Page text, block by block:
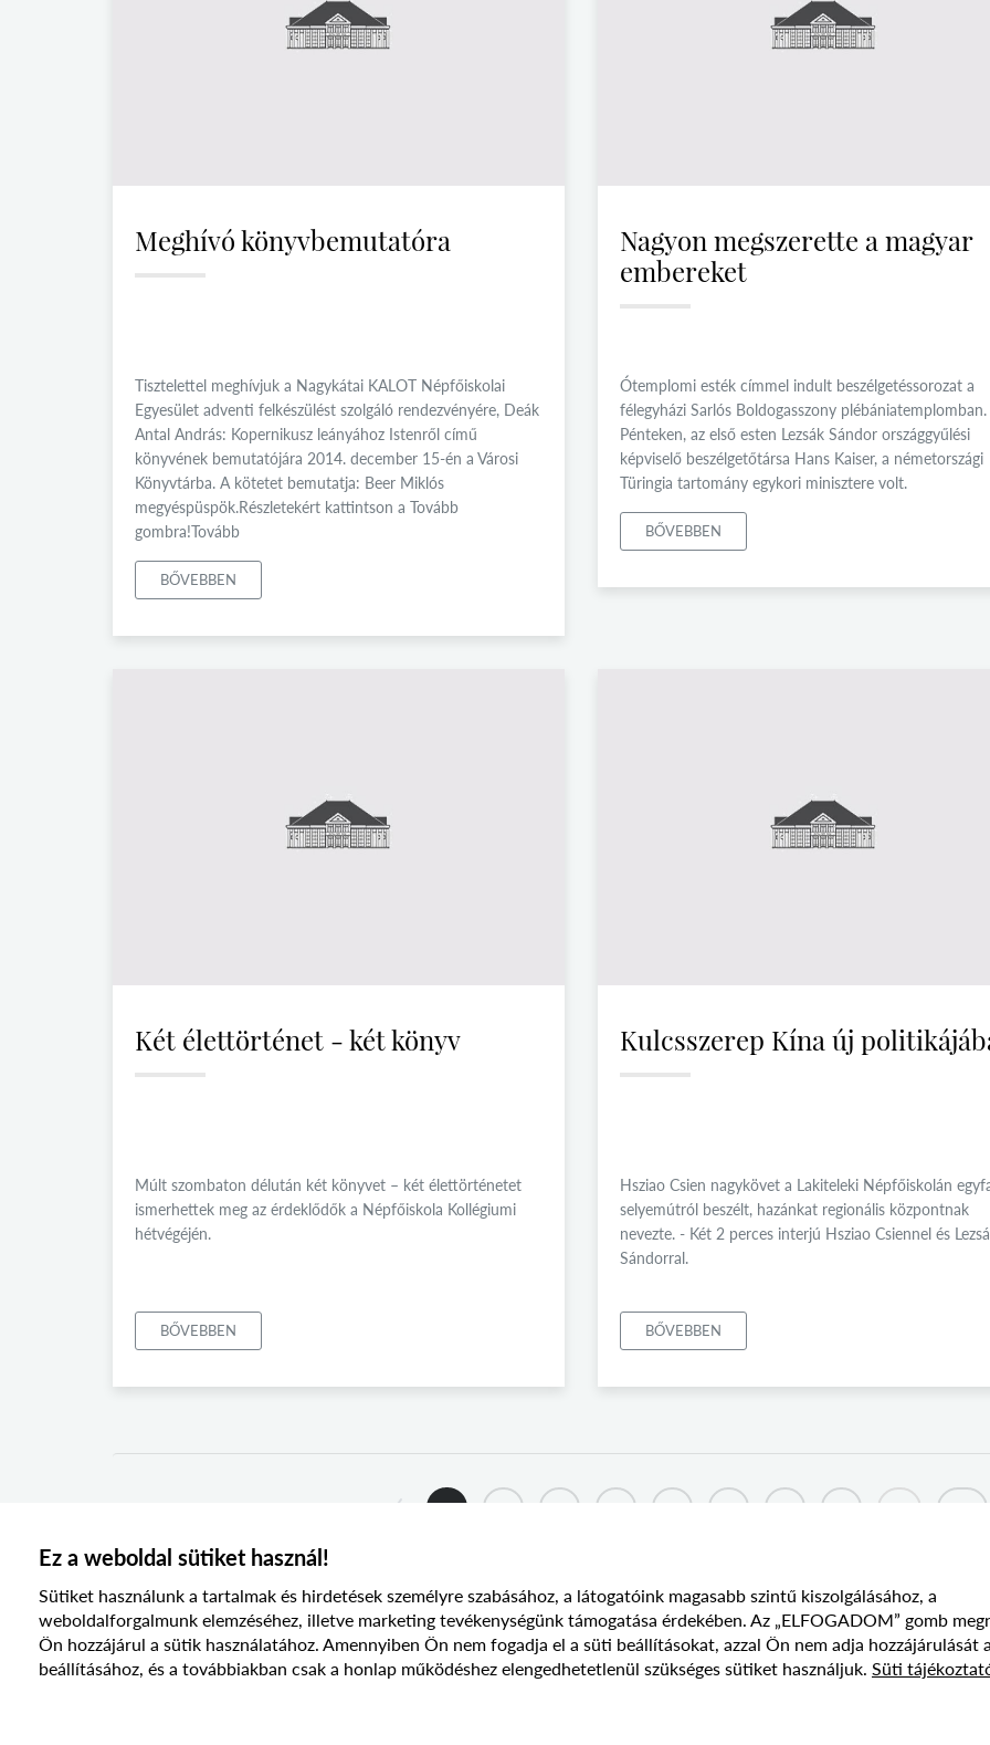
Meghívó könyvbemutatóra
Tisztelettel meghívjuk a Nagykátai KALOT Népfőiskolai
Egyesület adventi felkészülést szolgáló rendezvényére, Deák
Antal András: Kopernikusz leányához Istenről című
könyvének bemutatójára 2014. december 15-én a Városi
Könyvtárba. A kötetet bemutatja: Beer Miklós
megyéspüspök.Részletekért kattintson a Tovább
gombra!Tovább
BŐVEBBEN
Nagyon megszerette a magyar
embereket
Ótemplomi esték címmel indult beszélgetéssorozat a
félegyházi Sarlós Boldogasszony plébániatemplomban.
Pénteken, az első esten Lezsák Sándor országgyűlési
képviselő beszélgetőtársa Hans Kaiser, a németországi
Türingia tartomány egykori minisztere volt.
BŐVEBBEN
Két élettörténet - két könyv
Múlt szombaton délután két könyvet – két élettörténetet
ismerhettek meg az érdeklődők a Népfőiskola Kollégiumi
hétvégéjén.
BŐVEBBEN
Kulcsszerep Kína új
Hsziao Csien nagykövet a Lakiteleki Népfőiskolán
selyemútról beszélt, hazánkat regionális központnak
nevezte. - Két 2 perces interjú Hsziao Csiennel és
Sándorral.
BŐVEBBEN
1
Süti szabályzat Adatvédelmi nyilatkozat Jogi
© 2017 - 2026 NÉPFŐISKOLA ALAPÍTVÁNY, LAKITELEK. MINDEN JOG
Ez a weboldal sütiket használ!
Sütiket használunk a tartalmak és hirdetések személyre szabásához, a látogatóink magasabb szintű kiszolgálásához, a
weboldalforgalmunk elemzéséhez, illetve marketing tevékenységünk támogatása érdekében. Az „ELFOGADOM” gomb
Ön hozzájárul a sütik használatához. Amennyiben Ön nem fogadja el a süti beállításokat, azzal Ön nem adja hozzájárulását
beállításához, és a továbbiakban csak a honlap működéshez elengedhetetlenül szükséges sütiket használjuk. Süti